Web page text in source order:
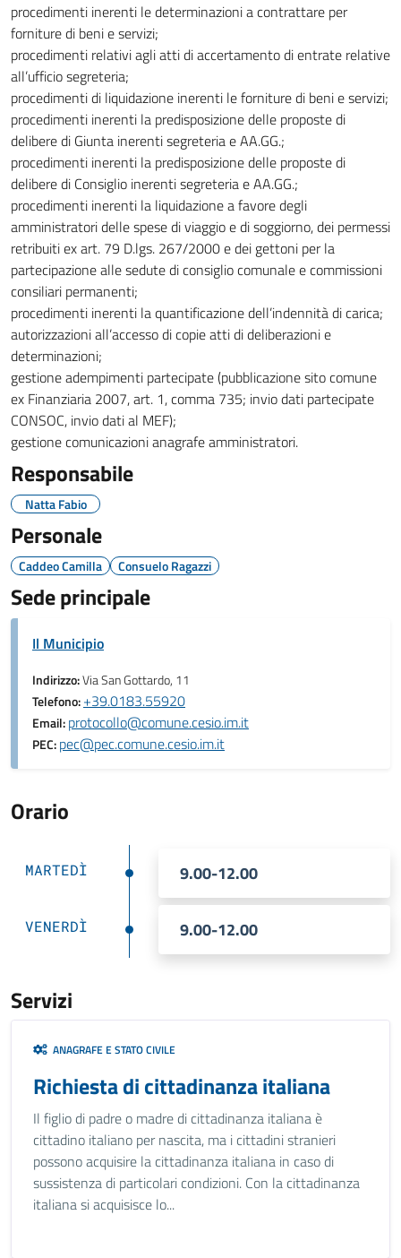
procedimenti inerenti le determinazioni a contrattare per
forniture di beni e servizi;
procedimenti relativi agli atti di accertamento di entrate relative
all’ufficio segreteria;
procedimenti di liquidazione inerenti le forniture di beni e servizi;
procedimenti inerenti la predisposizione delle proposte di
delibere di Giunta inerenti segreteria e AA.GG.;
procedimenti inerenti la predisposizione delle proposte di
delibere di Consiglio inerenti segreteria e AA.GG.;
procedimenti inerenti la liquidazione a favore degli
amministratori delle spese di viaggio e di soggiorno, dei permessi
retribuiti ex art. 79 D.lgs. 267/2000 e dei gettoni per la
partecipazione alle sedute di consiglio comunale e commissioni
consiliari permanenti;
procedimenti inerenti la quantificazione dell’indennità di carica;
autorizzazioni all’accesso di copie atti di deliberazioni e
determinazioni;
gestione adempimenti partecipate (pubblicazione sito comune
ex Finanziaria 2007, art. 1, comma 735; invio dati partecipate
CONSOC, invio dati al MEF);
gestione comunicazioni anagrafe amministratori.
Responsabile
Natta Fabio
Personale
Caddeo Camilla Consuelo Ragazzi
Sede principale
Il Municipio
Indirizzo:Via San Gottardo, 11
Telefono:+39.0183.55920
Email:protocollo@comune.cesio.im.it
PEC:pec@pec.comune.cesio.im.it
Orario
MARTEDÌ 9.00-12.00
VENERDÌ 9.00-12.00
Servizi
ANAGRAFE E STATO CIVILE
Richiesta di cittadinanza italiana
Il figlio di padre o madre di cittadinanza italiana è
cittadino italiano per nascita, ma i cittadini stranieri
possono acquisire la cittadinanza italiana in caso di
sussistenza di particolari condizioni. Con la cittadinanza
italiana si acquisisce lo...